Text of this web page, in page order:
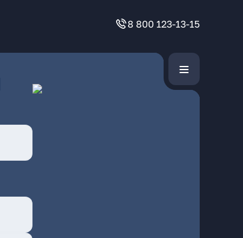
8 800 123-13-15